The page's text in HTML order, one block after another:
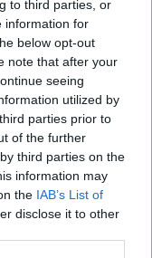
to third parties, or
information for
below opt-out
note that after your
seeing
utilized by
parties prior to
of the further
third parties on the
information may
the IAB’s List of
disclose it to other